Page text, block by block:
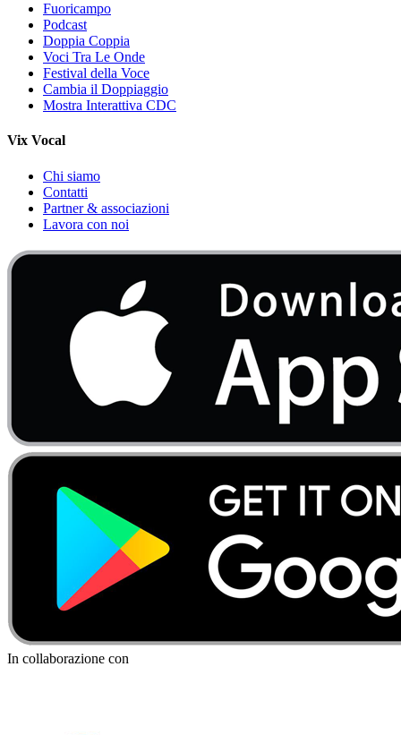
Fuoricampo
Podcast
Doppia Coppia
Voci Tra Le Onde
Festival della Voce
Cambia il Doppiaggio
Mostra Interattiva CDC
Vix Vocal
Chi siamo
Contatti
Partner & associazioni
Lavora con noi
In collaborazione con